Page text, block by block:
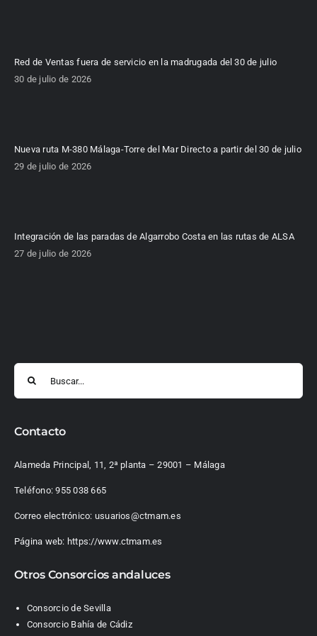
Red de Ventas fuera de servicio en la madrugada del 30 de julio
30 de julio de 2026
Nueva ruta M-380 Málaga-Torre del Mar Directo a partir del 30 de julio
29 de julio de 2026
Integración de las paradas de Algarrobo Costa en las rutas de ALSA
27 de julio de 2026
Contacto
Alameda Principal, 11, 2ª planta – 29001 – Málaga
Teléfono:955 038 665
Correo electrónico: usuarios@ctmam.es
Página web: https://www.ctmam.es
Otros Consorcios andaluces
Consorcio de Sevilla
Consorcio Bahía de Cádiz